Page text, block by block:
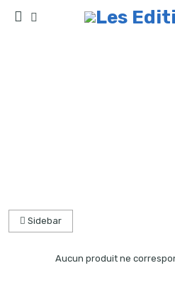
Sidebar
Aucun produit ne